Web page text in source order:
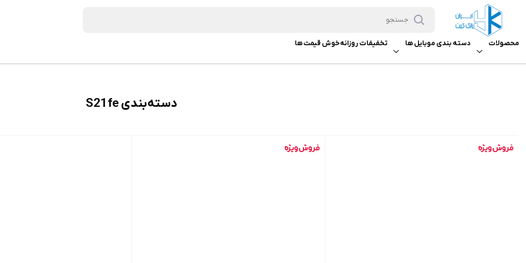
محصولات دسته بندی موبایل ها تخفیفات روزانهخوش قیمت ها
دسته‌بندی S21fe